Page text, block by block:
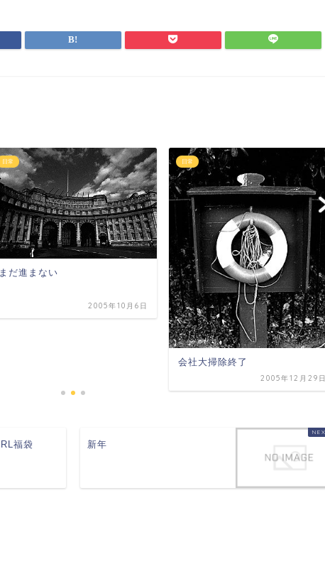
日常
まだ進まない
2005年10月6日
日常
会社大掃除終了
2005年12月29日
福袋 新年